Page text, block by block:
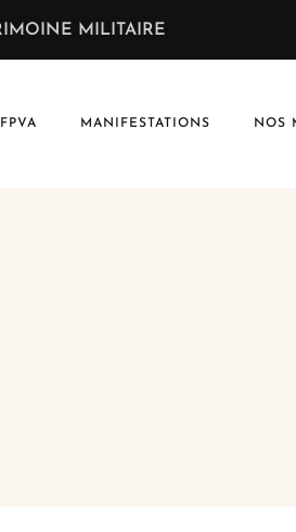
MILITAIRE
MANIFESTATIONS NOS